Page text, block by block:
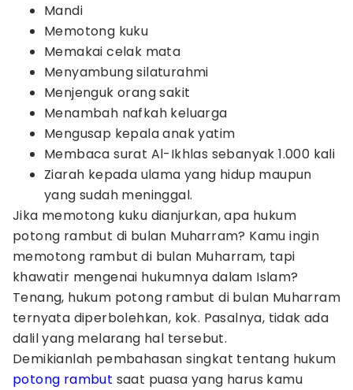
Mandi
Memotong kuku
Memakai celak mata
Menyambung silaturahmi
Menjenguk orang sakit
Menambah nafkah keluarga
Mengusap kepala anak yatim
Membaca surat Al-Ikhlas sebanyak 1.000 kali
Ziarah kepada ulama yang hidup maupun
yang sudah meninggal.
Jika memotong kuku dianjurkan, apa hukum
potong rambut di bulan Muharram? Kamu ingin
memotong rambut di bulan Muharram, tapi
khawatir mengenai hukumnya dalam Islam?
Tenang, hukum potong rambut di bulan Muharram
ternyata diperbolehkan, kok. Pasalnya, tidak ada
dalil yang melarang hal tersebut.
Demikianlah pembahasan singkat tentang hukum
potong rambut saat puasa yang harus kamu